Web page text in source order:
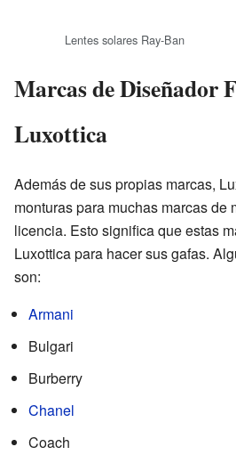
Lentes solares Ray-Ban
Marcas de Diseñador
Luxottica
Además de sus propias marcas,
monturas para muchas marcas de
licencia. Esto significa que estas
Luxottica para hacer sus gafas.
son:
Armani
Bulgari
Burberry
Chanel
Coach